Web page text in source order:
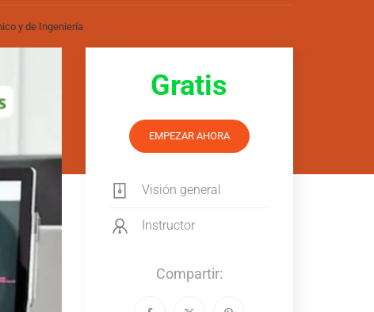
y de Ingeniería
Gratis
EMPEZAR AHORA
Visión general
Instructor
Compartir: